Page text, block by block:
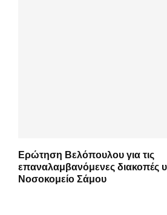
Ερώτηση Βελόπουλου για τις
επαναλαμβανόμενες διακοπές
Νοσοκομείο Σάμου